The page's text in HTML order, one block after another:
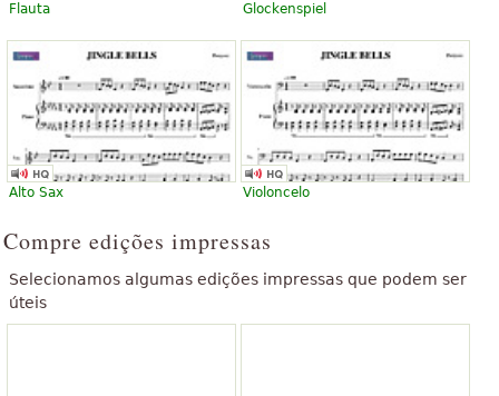
Flauta Glockenspiel
Alto Sax Violoncelo
Compre edições impressas
Selecionamos algumas edições impressas que podem ser
úteis